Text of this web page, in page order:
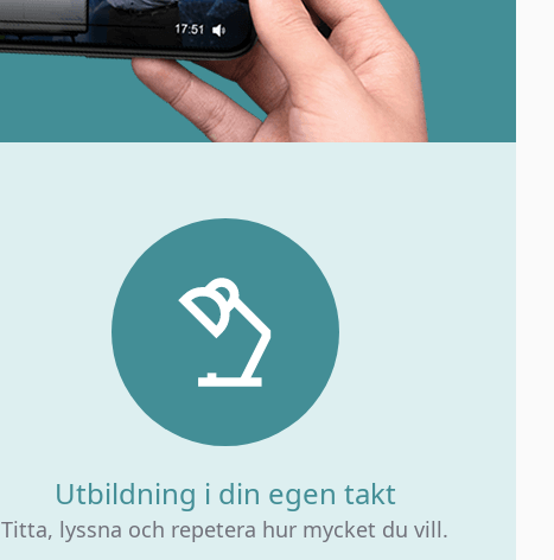
Utbildning i din egen takt
Titta, lyssna och repetera hur mycket du vill.